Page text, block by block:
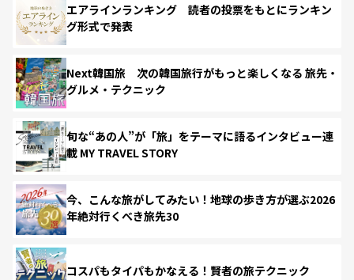
エアラインランキング 読者の投票をもとにランキン
グ形式で発表
Next韓国旅 次の韓国旅行がもっと楽しくなる 旅先・
グルメ・テクニック
旬な“あの人”が「旅」をテーマに語るインタビュー連
載 MY TRAVEL STORY
今、こんな旅がしてみたい！地球の歩き方が選ぶ2026
年絶対行くべき旅先30
コスパもタイパもかなえる！賢者の旅テクニック